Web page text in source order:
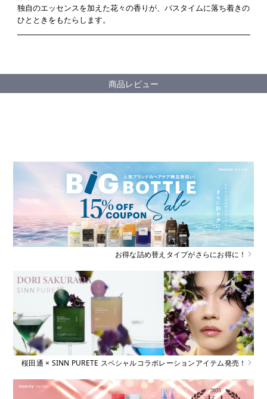
独自のエッセンスを加えた花々の香りが、バスタイムに落ち着きの
ひとときをもたらします。
商品レビュー
お得な詰め替えタイプがさらにお得に！
桜田通 × SINN PURETE スペシャルコラボレーションアイテム発売！